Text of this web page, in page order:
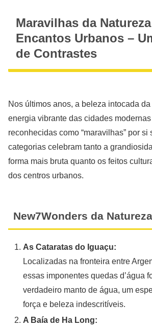
Maravilhas da
Encantos Urbanos –
de Contrastes
Nos últimos anos, a beleza intocada
energia vibrante das cidades
reconhecidas como “maravilhas” por si
categorias celebram tanto a
forma mais bruta quanto os feitos
dos centros urbanos.
New7Wonders da Natureza
As Cataratas do Iguaçu:
Localizadas na fronteira entre
essas imponentes quedas d’água
verdadeiro manto de água, um
força e beleza indescritíveis.
A Baía de Ha Long: